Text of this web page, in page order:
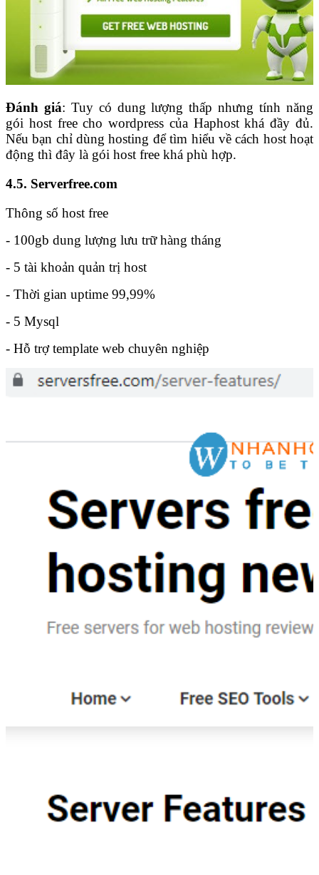
Đánh giá: Tuy có dung lượng thấp nhưng tính năng
gói host free cho wordpress của Haphost khá đầy đủ.
Nếu bạn chỉ dùng hosting để tìm hiểu về cách host hoạt
động thì đây là gói host free khá phù hợp.
4.5. Serverfree.com
Thông số host free
- 100gb dung lượng lưu trữ hàng tháng
- 5 tài khoản quản trị host
- Thời gian uptime 99,99%
- 5 Mysql
- Hỗ trợ template web chuyên nghiệp